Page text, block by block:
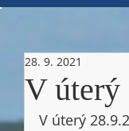
V úterý
28. 9. 2021
V úterý